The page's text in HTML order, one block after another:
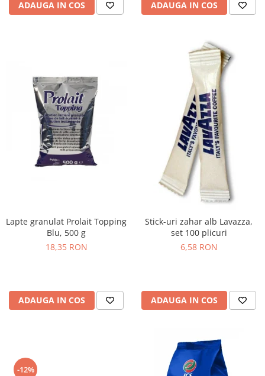
ADAUGA IN COS ADAUGA IN COS
Lapte granulat Prolait Topping
Blu, 500 g
18,35 RON
ADAUGA IN COS
Stick-uri zahar alb Lavazza,
set 100 plicuri
6,58 RON
ADAUGA IN COS
-12%